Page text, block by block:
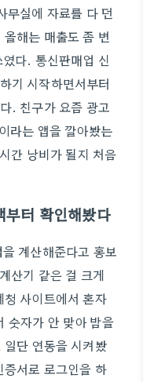
무실에 자료를 다 던
해는 매출도 좀 변
다. 통신판매업 신
기 시작하면서부터
. 친구가 요즘 광고
라는 앱을 깔아봤는
간 낭비가 될지 처음
부터 확인해봤다
계산해준다고 홍보
산기 같은 걸 크게
사이트에서 혼자
숫자가 안 맞아 밤을
단 연동을 시켜봤
서로 로그인을 하